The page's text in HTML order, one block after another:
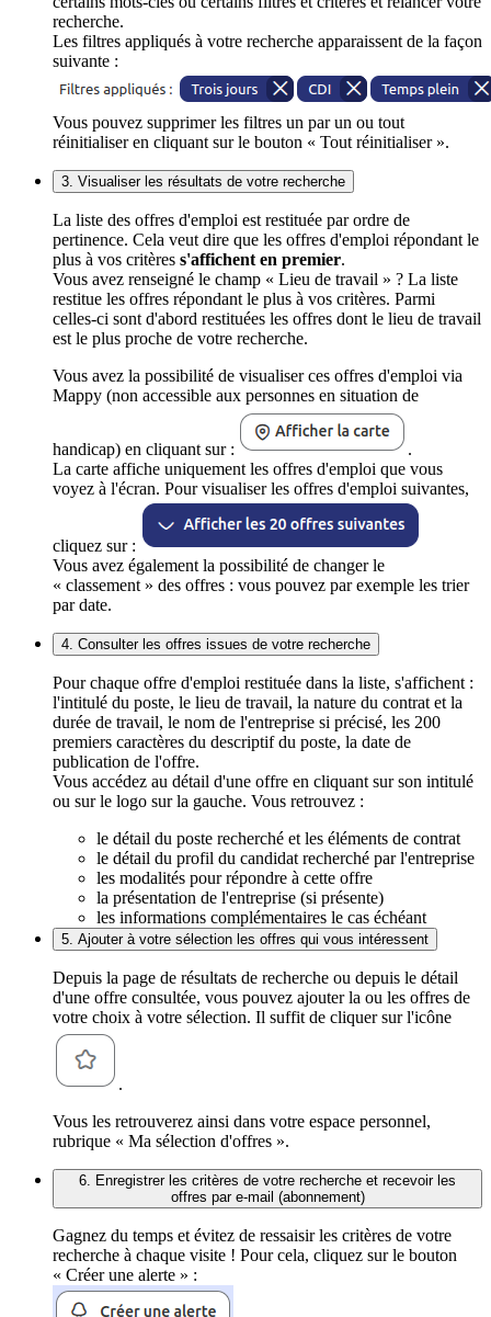
recherche.
Les filtres appliqués à votre recherche apparaissent de la façon
suivante :
Vous pouvez supprimer les filtres un par un ou tout
réinitialiser en cliquant sur le bouton « Tout réinitialiser ».
3. Visualiser les résultats de votre recherche
La liste des offres d'emploi est restituée par ordre de
pertinence. Cela veut dire que les offres d'emploi répondant le
plus à vos critères s'affichent en premier.
Vous avez renseigné le champ « Lieu de travail » ? La liste
restitue les offres répondant le plus à vos critères. Parmi
celles-ci sont d'abord restituées les offres dont le lieu de travail
est le plus proche de votre recherche.
Vous avez la possibilité de visualiser ces offres d'emploi via
Mappy (non accessible aux personnes en situation de
handicap) en cliquant sur :
.
La carte affiche uniquement les offres d'emploi que vous
voyez à l'écran. Pour visualiser les offres d'emploi suivantes,
cliquez sur :
Vous avez également la possibilité de changer le
« classement » des offres : vous pouvez par exemple les trier
par date.
4. Consulter les offres issues de votre recherche
Pour chaque offre d'emploi restituée dans la liste, s'affichent :
l'intitulé du poste, le lieu de travail, la nature du contrat et la
durée de travail, le nom de l'entreprise si précisé, les 200
premiers caractères du descriptif du poste, la date de
publication de l'offre.
Vous accédez au détail d'une offre en cliquant sur son intitulé
ou sur le logo sur la gauche. Vous retrouvez :
le détail du poste recherché et les éléments de contrat
le détail du profil du candidat recherché par l'entreprise
les modalités pour répondre à cette offre
la présentation de l'entreprise (si présente)
les informations complémentaires le cas échéant
5. Ajouter à votre sélection les offres qui vous intéressent
Depuis la page de résultats de recherche ou depuis le détail
d'une offre consultée, vous pouvez ajouter la ou les offres de
votre choix à votre sélection. Il suffit de cliquer sur l'icône
.
Vous les retrouverez ainsi dans votre espace personnel,
rubrique « Ma sélection d'offres ».
6. Enregistrer les critères de votre recherche et recevoir les
offres par e-mail (abonnement)
Gagnez du temps et évitez de ressaisir les critères de votre
recherche à chaque visite ! Pour cela, cliquez sur le bouton
« Créer une alerte » :